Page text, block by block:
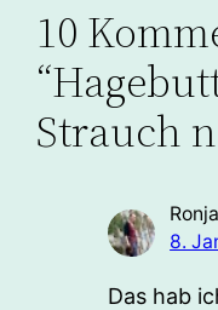
10
Strauch
Ronja
8.
Das hab